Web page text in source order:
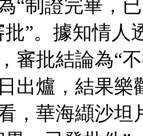
“制證完畢，
批”。據知情
審批結論為“
出爐，結果樂
，華海纈沙坦